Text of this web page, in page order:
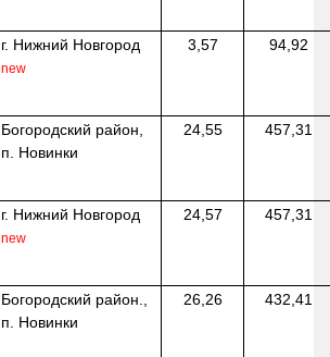
г. Нижний Новгород
new
3,57 94,92
Богородский район,
п. Новинки
24,55 457,31
г. Нижний Новгород
new
24,57 457,31
Богородский район.,
п. Новинки
26,26 432,41